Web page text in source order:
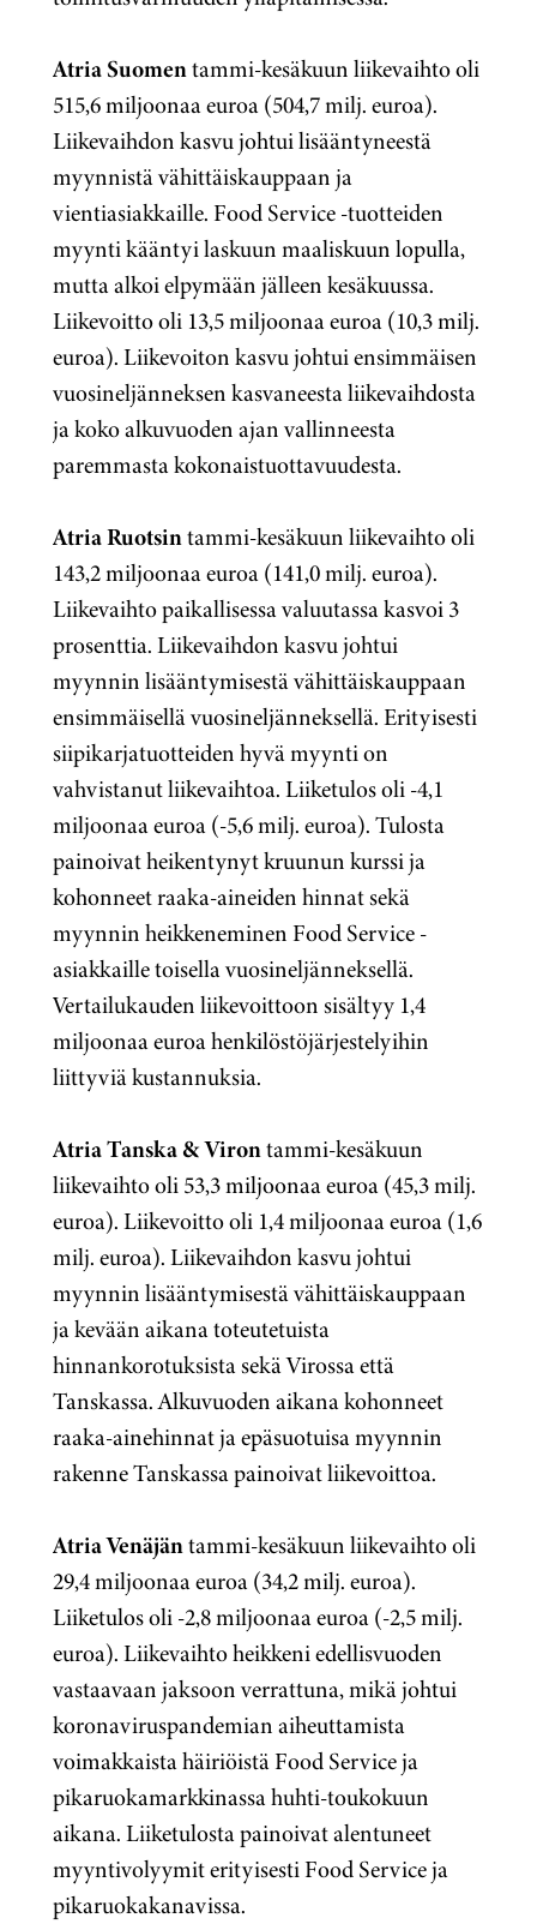
Atria Suomentammi-kesäkuun liikevaihto oli
515,6 miljoonaa euroa (504,7 milj. euroa).
Liikevaihdon kasvu johtui lisääntyneestä
myynnistä vähittäiskauppaan ja
vientiasiakkaille. Food Service -tuotteiden
myynti kääntyi laskuun maaliskuun lopulla,
mutta alkoi elpymään jälleen kesäkuussa.
Liikevoitto oli 13,5 miljoonaa euroa (10,3 milj.
euroa). Liikevoiton kasvu johtui ensimmäisen
vuosineljänneksen kasvaneesta liikevaihdosta
ja koko alkuvuoden ajan vallinneesta
paremmasta kokonaistuottavuudesta.
Atria Ruotsintammi-kesäkuun liikevaihto oli
143,2 miljoonaa euroa (141,0 milj. euroa).
Liikevaihto paikallisessa valuutassa kasvoi 3
prosenttia. Liikevaihdon kasvu johtui
myynnin lisääntymisestä vähittäiskauppaan
ensimmäisellä vuosineljänneksellä. Erityisesti
siipikarjatuotteiden hyvä myynti on
vahvistanut liikevaihtoa. Liiketulos oli -4,1
miljoonaa euroa (-5,6 milj. euroa). Tulosta
painoivat heikentynyt kruunun kurssi ja
kohonneet raaka-aineiden hinnat sekä
myynnin heikkeneminen Food Service -
asiakkaille toisella vuosineljänneksellä.
Vertailukauden liikevoittoon sisältyy 1,4
miljoonaa euroa henkilöstöjärjestelyihin
liittyviä kustannuksia.
Atria Tanska & Virontammi-kesäkuun
liikevaihto oli 53,3 miljoonaa euroa (45,3 milj.
euroa). Liikevoitto oli 1,4 miljoonaa euroa (1,6
milj. euroa). Liikevaihdon kasvu johtui
myynnin lisääntymisestä vähittäiskauppaan
ja kevään aikana toteutetuista
hinnankorotuksista sekä Virossa että
Tanskassa. Alkuvuoden aikana kohonneet
raaka-ainehinnat ja epäsuotuisa myynnin
rakenne Tanskassa painoivat liikevoittoa.
Atria Venäjäntammi-kesäkuun liikevaihto oli
29,4 miljoonaa euroa (34,2 milj. euroa).
Liiketulos oli -2,8 miljoonaa euroa (-2,5 milj.
euroa). Liikevaihto heikkeni edellisvuoden
vastaavaan jaksoon verrattuna, mikä johtui
koronaviruspandemian aiheuttamista
voimakkaista häiriöistä Food Service ja
pikaruokamarkkinassa huhti-toukokuun
aikana. Liiketulosta painoivat alentuneet
myyntivolyymit erityisesti Food Service ja
pikaruokakanavissa.